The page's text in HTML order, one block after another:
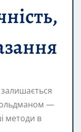
—
методи в